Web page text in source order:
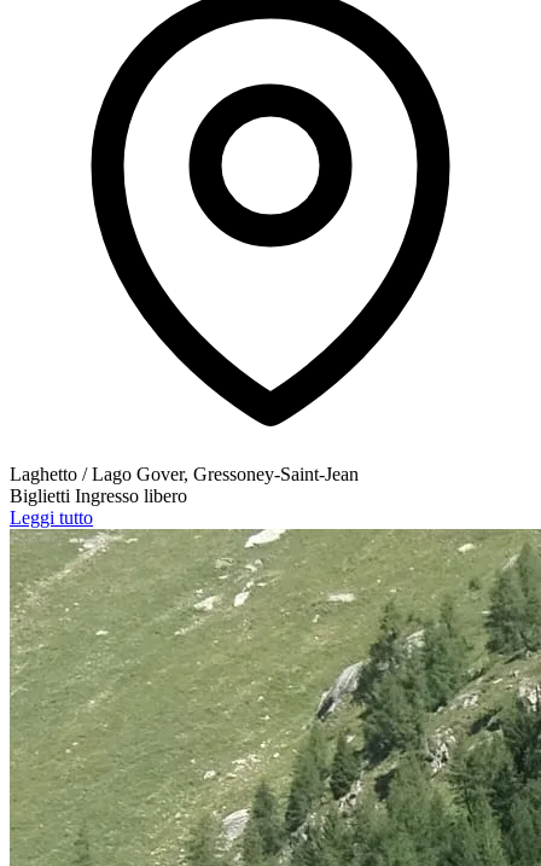
Laghetto / Lago Gover, Gressoney-Saint-Jean
Biglietti Ingresso libero
Leggi tutto